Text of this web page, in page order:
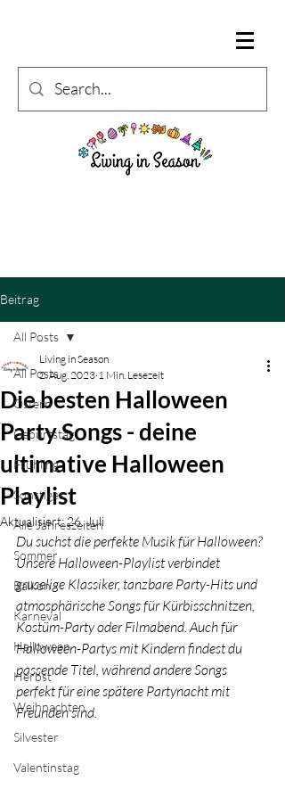
Beitrag
All Posts
Ostern
Geburtstag
Frühling
Sonstiges
Alle Jahreszeiten
Sommer
Balkon
Karneval
Halloween
Herbst
Weihnachten
Silvester
Valentinstag
All Posts
Die besten Halloween
Party Songs - deine
ultimative Halloween
Playlist
Living in Season
2. Aug. 2023 1 Min. Lesezeit
Aktualisiert:26. Juli
Du suchst die perfekte Musik für Halloween?
Unsere Halloween-Playlist verbindet
gruselige Klassiker, tanzbare Party-Hits und
atmosphärische Songs für Kürbisschnitzen,
Kostüm-Party oder Filmabend. Auch für
Halloween-Partys mit Kindern findest du
passende Titel, während andere Songs
perfekt für eine spätere Partynacht mit
Freunden sind.